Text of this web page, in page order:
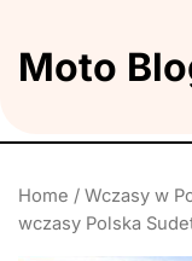
Moto
Home / Wczasy w
wczasy Polska